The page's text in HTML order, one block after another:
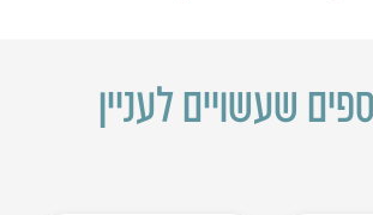
שעשויים לעניין